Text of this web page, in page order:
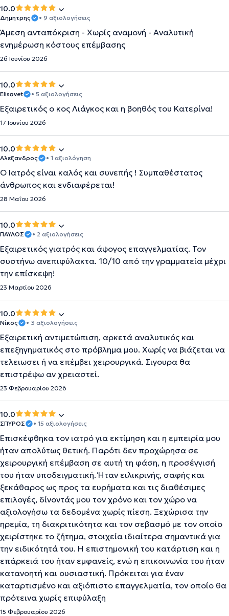
10.0
Δημητρης • 9 αξιολογήσεις
Άμεση ανταπόκριση - Χωρίς αναμονή - Αναλυτική
ενημέρωση κόστους επέμβασης
26 Ιουνίου 2026
10.0
Elisavet • 5 αξιολογήσεις
Εξαιρετικός ο κος Λιάγκος και η βοηθός του Κατερίνα!
17 Ιουνίου 2026
10.0
Aλεξανδρος • 1 αξιολόγηση
Ο Ιατρός είναι καλός και συνεπής ! Συμπαθέστατος
άνθρωπος και ενδιαφέρεται!
28 Μαΐου 2026
10.0
ΠΑΥΛΟΣ • 2 αξιολογήσεις
Εξαιρετικός γιατρός και άψογος επαγγελματίας. Τον
συστήνω ανεπιφύλακτα. 10/10 από την γραμματεία μέχρι
την επίσκεψη!
23 Μαρτίου 2026
10.0
Νίκος • 3 αξιολογήσεις
Εξαιρετική αντιμετώπιση, αρκετά αναλυτικός και
επεξηγηματικός στο πρόβλημα μου. Χωρίς να βιάζεται να
τελειωσει ή να επέμβει χειρουργικά. Σιγουρα θα
επιστρέψω αν χρειαστεί.
23 Φεβρουαρίου 2026
10.0
ΣΠΥΡΟΣ • 15 αξιολογήσεις
Επισκέφθηκα τον ιατρό για εκτίμηση και η εμπειρία μου
ήταν απολύτως θετική. Παρότι δεν προχώρησα σε
χειρουργική επέμβαση σε αυτή τη φάση, η προσέγγισή
του ήταν υποδειγματική. Ήταν ειλικρινής, σαφής και
ξεκάθαρος ως προς τα ευρήματα και τις διαθέσιμες
επιλογές, δίνοντάς μου τον χρόνο και τον χώρο να
αξιολογήσω τα δεδομένα χωρίς πίεση. Ξεχώρισα την
ηρεμία, τη διακριτικότητα και τον σεβασμό με τον οποίο
χειρίστηκε το ζήτημα, στοιχεία ιδιαίτερα σημαντικά για
την ειδικότητά του. Η επιστημονική του κατάρτιση και η
επάρκειά του ήταν εμφανείς, ενώ η επικοινωνία του ήταν
κατανοητή και ουσιαστική. Πρόκειται για έναν
καταρτισμένο και αξιόπιστο επαγγελματία, τον οποίο θα
πρότεινα χωρίς επιφύλαξη
15 Φεβρουαρίου 2026